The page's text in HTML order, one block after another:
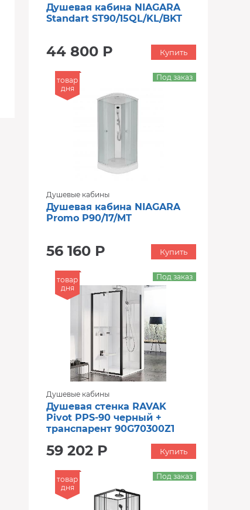
Душевая кабина NIAGARA
Standart ST90/15QL/KL/BKT
44 800 Р Купить
товар
дня
Душевые кабины
Душевая кабина NIAGARA
Promo P90/17/MT
56 160 Р
Под заказ
Купить
товар
дня
Душевые кабины
Душевая стенка RAVAK
Pivot PPS-90 черный +
транспарент 90G70300Z1
59 202 Р
Под заказ
Купить
товар
дня
Под заказ